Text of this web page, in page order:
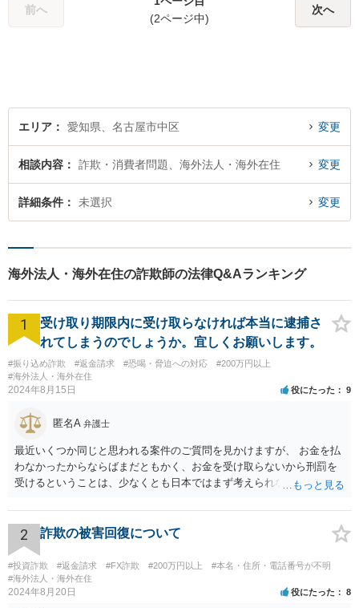
弁護士と事務職員が力を合わ
せ、依頼者のみなさまに満足
前へ
(2ページ中)
次へ
エリア 愛知県、名古屋市中区 変更
相談内容 詐欺・消費者問題、海外法人・海外在住 変更
詳細条件 未選択 変更
海外法人・海外在住の詐欺師の法律Q&Aランキング
1
受け取り期限内に受け取らなければ本当に逮捕さ
れてしまうのでしょうか。宜しくお願いします。
#振り込め詐欺 #返金請求 #恐喝・脅迫への対応
#200万円以上
#海外法人・海外在住
2024年8月15日 役にたった 9
匿名A 弁護士
最近いくつか同じと思われる案件のご質問を見かけますが、 お金を払
わなかったからならばまだともかく、お金を受け取らないから刑罰を
受けるということは、少なくとも日本ではまず考えられないように思
てみてください。
2 詐欺の被害回復について
#投資詐欺 #返金請求 #FX詐欺 #200万円以上
#本名・住所・電話番号が不明
#海外法人・海外在住
2024年8月20日 役にたった 8